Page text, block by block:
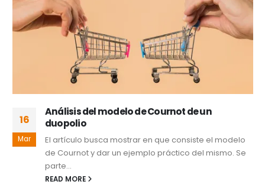
16
Mar
Análisis del modelo de Cournot de un
duopolio
El artículo busca mostrar en que consiste el modelo
de Cournot y dar un ejemplo práctico del mismo. Se
parte...
READ MORE